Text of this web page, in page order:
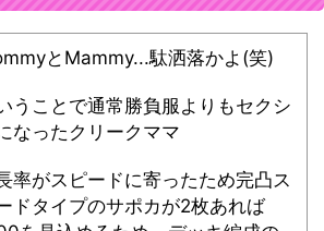
とMammy...駄洒落かよ(笑)
うことで通常勝負服よりもセクシ
なったクリークママ
率がスピードに寄ったため完凸ス
ドタイプのサポカが2枚あれば